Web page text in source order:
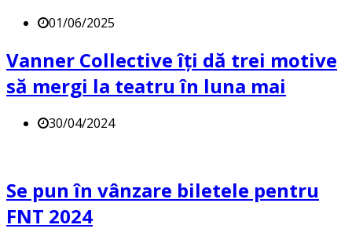
01/06/2025
Vanner Collective îți dă trei motive
să mergi la teatru în luna mai
30/04/2024
Se pun în vânzare biletele pentru
FNT 2024